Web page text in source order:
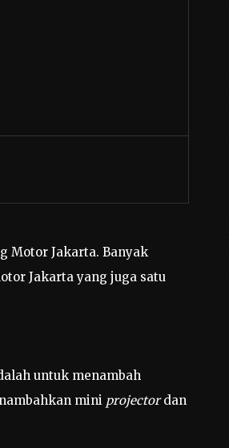
Motor Jakarta. Banyak
Jakarta yang juga satu
untuk menambah
mini projectordan